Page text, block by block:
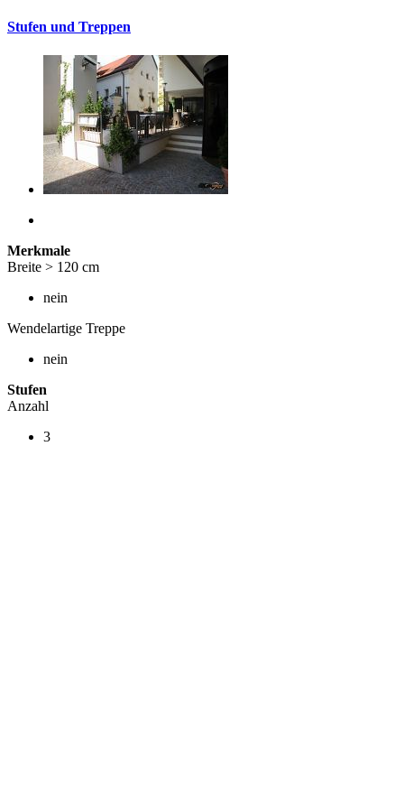
Stufen und Treppen
Merkmale
Breite > 120 cm
nein
Wendelartige Treppe
nein
Stufen
Anzahl
3